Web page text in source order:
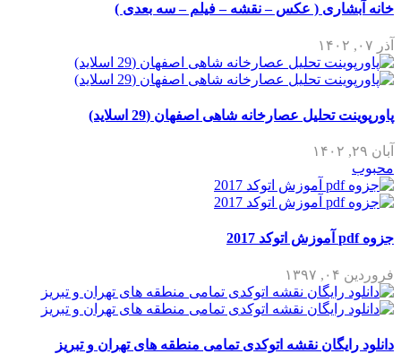
خانه آبشاری ( عکس – نقشه – فیلم – سه بعدی )
آذر ۰۷, ۱۴۰۲
پاورپوینت تحلیل عصارخانه شاهی اصفهان (29 اسلاید)
آبان ۲۹, ۱۴۰۲
محبوب
جزوه pdf آموزش اتوکد 2017
فروردین ۰۴, ۱۳۹۷
دانلود رایگان نقشه اتوکدی تمامی منطقه های تهران و تبریز